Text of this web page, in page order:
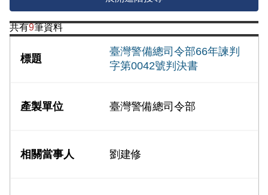
共有9筆資料
臺灣警備總司令部66年諫判
字第0042號判決書
臺灣警備總司令部
劉建修